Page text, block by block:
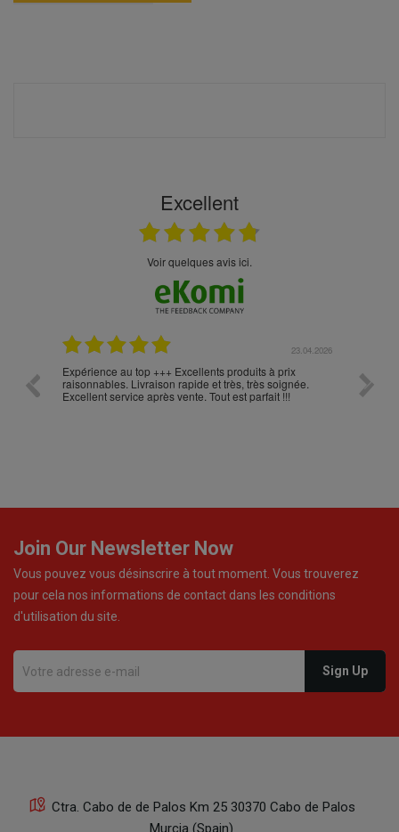
Excellent
Voir quelques avis ici.
23.04.2026
Expérience au top +++ Excellents produits à prix
raisonnables. Livraison rapide et très, très soignée.
Excellent service après vente. Tout est parfait !!!
Join Our Newsletter Now
Vous pouvez vous désinscrire à tout moment. Vous trouverez
pour cela nos informations de contact dans les conditions
d'utilisation du site.
Ctra. Cabo de de Palos Km 25 30370 Cabo de Palos
Murcia (Spain)